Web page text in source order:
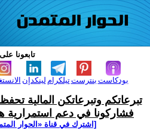
تابعونا
لينكدإن تيلكرامبنترست بودكاست
تبرعاتكم وتبرعاتكن المالية
فشاركونا في دعم استمرارية
[اشترك في قناة ‫«الحوار